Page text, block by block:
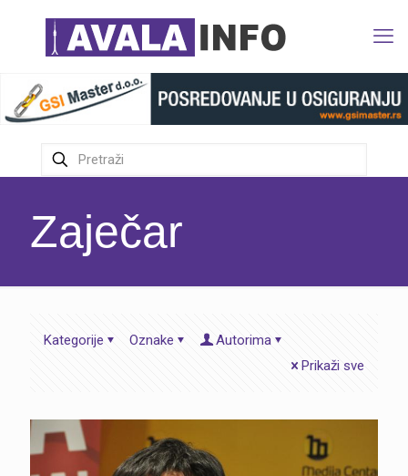
Zaječar
Kategorije Oznake
Autorima
Prikaži sve